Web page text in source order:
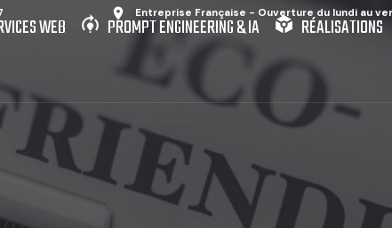
place Entreprise Française - Ouverture du lundi au
WEB model_training PROMPT ENGINEERING & IA token RÉALISATIONS